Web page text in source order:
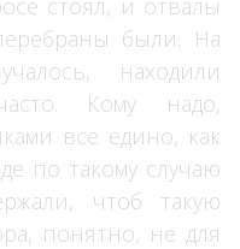
были. На
находили
Кому надо,
все едино, как
по такому случаю
чтоб такую
понятно, не для